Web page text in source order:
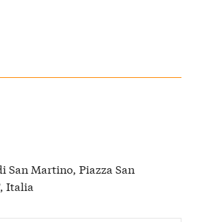
San Martino, Piazza San
Italia